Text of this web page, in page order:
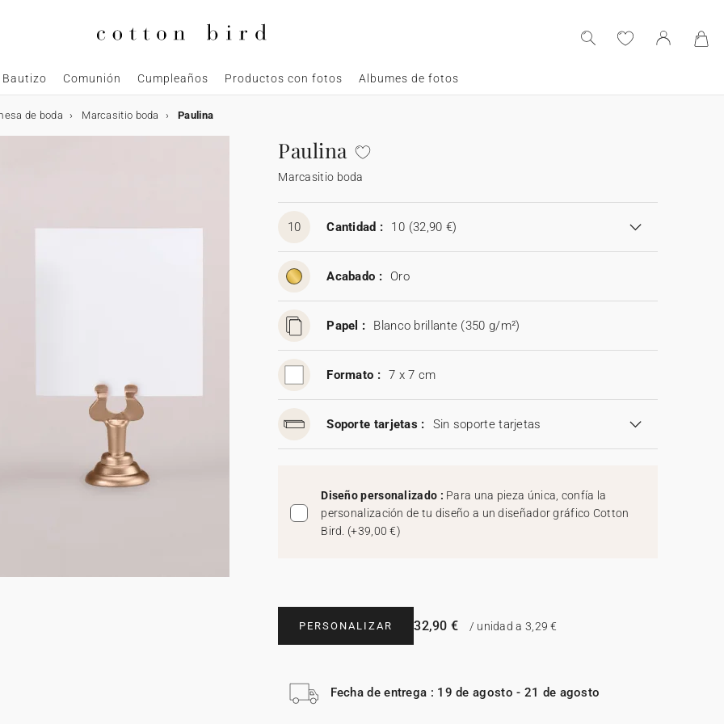
Bautizo Comunión Cumpleaños Productos con fotos Albumes de fotos
de boda Marcasitio boda Paulina
Paulina
Marcasitio boda
10 Cantidad : 10 (32,90 €)
Acabado : Oro
Papel : Blanco brillante (350 g/m²)
Formato : 7 x 7 cm
Soporte tarjetas : Sin soporte tarjetas
Diseño personalizado : Para una pieza única, confía la
personalización de tu diseño a un diseñador gráfico Cotton
Bird. (+39,00 €)
PERSONALIZAR 32,90 € / unidad a 3,29 €
Fecha de entrega : 19 de agosto - 21 de agosto